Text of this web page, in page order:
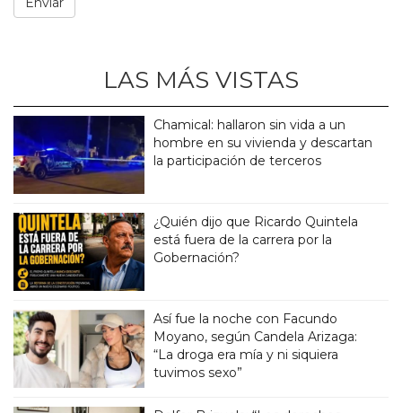
LAS MÁS VISTAS
Chamical: hallaron sin vida a un
hombre en su vivienda y descartan
la participación de terceros
¿Quién dijo que Ricardo Quintela
está fuera de la carrera por la
Gobernación?
Así fue la noche con Facundo
Moyano, según Candela Arizaga:
“La droga era mía y ni siquiera
tuvimos sexo”